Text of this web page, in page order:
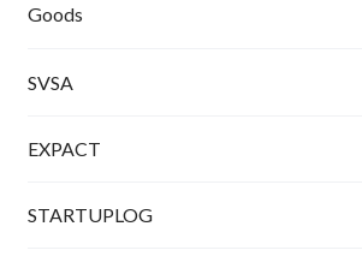
Tシャツ
Goods
SVSA
EXPACT
STARTUPLOG